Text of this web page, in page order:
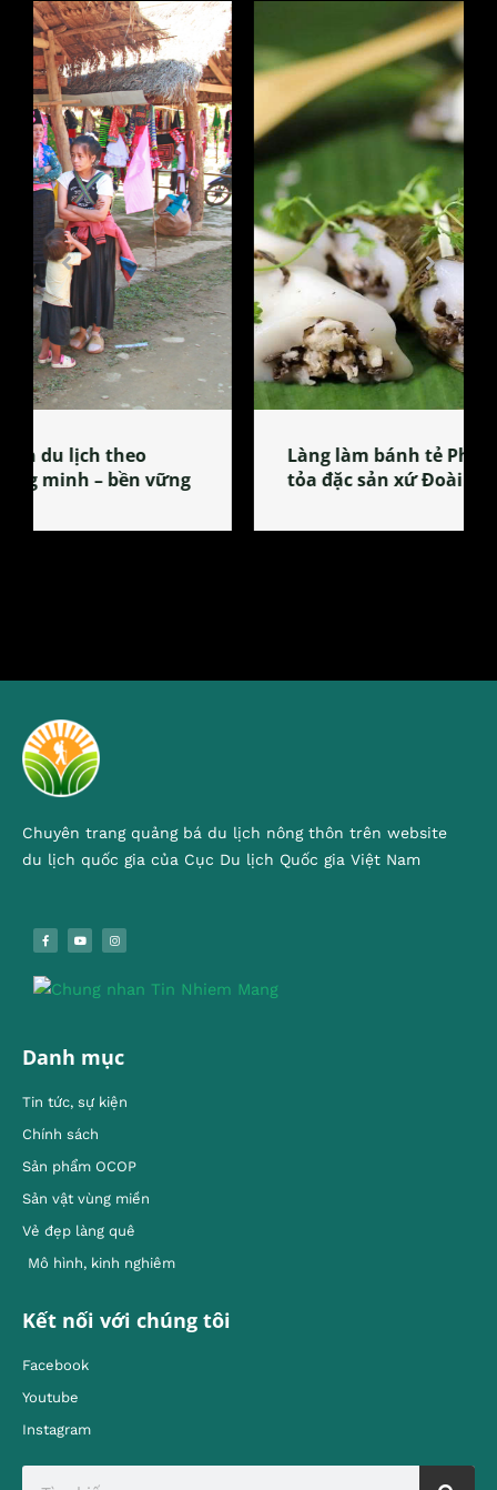
Làng làm bánh tẻ Phú Nhi – nơi lan
tỏa đặc sản xứ Đoài
Chuyên trang quảng bá du lịch nông thôn trên website
du lịch quốc gia của Cục Du lịch Quốc gia Việt Nam
Danh mục
Tin tức, sự kiện
Chính sách
Sản phẩm OCOP
Sản vật vùng miền
Vẻ đẹp làng quê
Mô hình, kinh nghiêm
Kết nối với chúng tôi
Facebook
Youtube
Instagram